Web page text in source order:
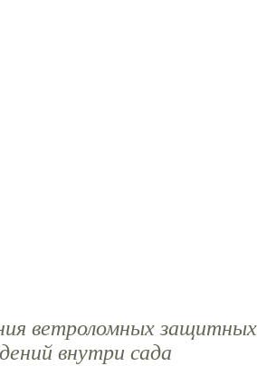
ветроломных защитных
внутри сада